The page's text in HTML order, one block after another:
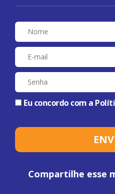
Eu concordo com a
Compartilhe esse